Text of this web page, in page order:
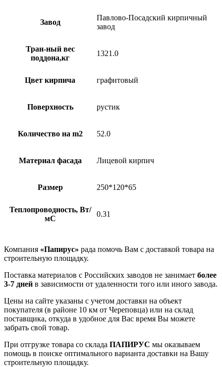
Завод
Павлово-Посадский кирпичный
завод
Тран-ный вес
поддона,кг
1321.0
Цвет кирпича графитовый
Поверхность рустик
Количество на m2 52.0
Материал фасада Лицевой кирпич
Размер 250*120*65
Теплопроводность, Вт/
мС
0.31
Компания «Папирус» рада помочь Вам с доставкой товара на
строительную площадку.
Поставка материалов с Российских заводов не занимает более
3-7 дней в зависимости от удаленности того или иного завода.
Цены на сайте указаны с учетом доставки на объект
покупателя (в районе 10 км от Череповца) или на склад
поставщика, откуда в удобное для Вас время Вы можете
забрать свой товар.
При отгрузке товара со склада ПАПИРУС мы оказываем
помощь в поиске оптимального варианта доставки на Вашу
строительную площадку.